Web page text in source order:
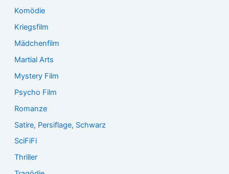
Komödie
Kriegsfilm
Mädchenfilm
Martial Arts
Mystery Film
Psycho Film
Romanze
Satire, Persiflage, Schwarz
SciFiFi
Thriller